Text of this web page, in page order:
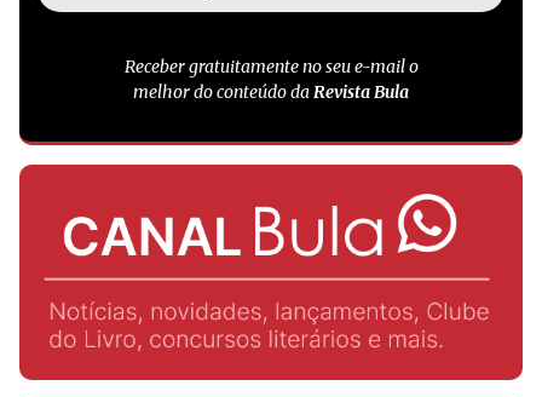
Receber gratuitamente no seu e-mail o
melhor do conteúdo daRevista Bula